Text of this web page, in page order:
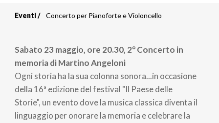
di
pane
Eventi Concerto per Pianoforte e Violoncello
Sabato 23 maggio, ore 20.30, 2° Concerto in
memoria di Martino Angeloni
Ogni storia ha la sua colonna sonora...in occasione
della 16ª edizione del festival "Il Paese delle
Storie", un evento dove la musica classica diventa il
linguaggio per onorare la memoria e celebrare la